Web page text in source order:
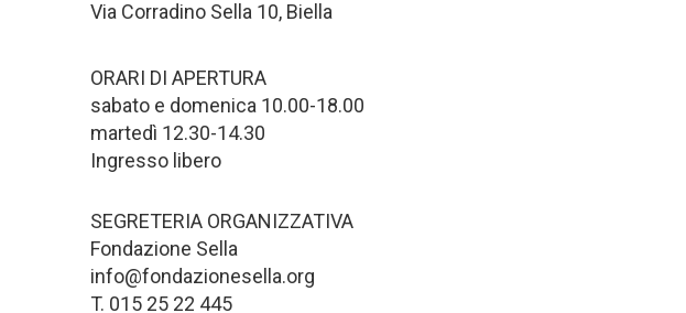
Via Corradino Sella 10, Biella
ORARI DI APERTURA
sabato e domenica 10.00-18.00
martedì 12.30-14.30
Ingresso libero
SEGRETERIA ORGANIZZATIVA
Fondazione Sella
info@fondazionesella.org
T. 015 25 22 445